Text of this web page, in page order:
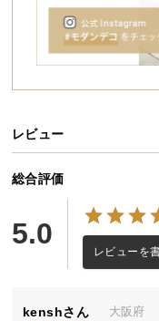
型
品
の
に
こちらは
たくさんのお客
「あったらいいな
高クラスのクオリ
レビュー
総合評価
5.0
レビューを
kensh 大阪府